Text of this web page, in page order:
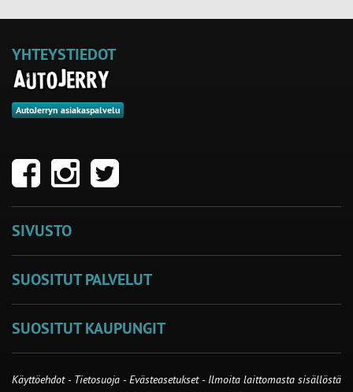
YHTEYSTIEDOT
AutoJerryn asiakaspalvelu
SIVUSTO
SUOSITUT PALVELUT
SUOSITUT KAUPUNGIT
Käyttöehdot - Tietosuoja -Evästeasetukset- Ilmoita laittomasta sisällöstä